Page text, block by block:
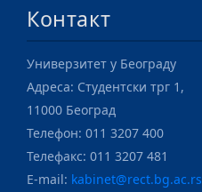
Контакт
Универзитет у Београду
Адреса: Студентски трг 1,
11000 Београд
Телефон: 011 3207 400
Телефакс: 011 3207 481
E-mail: kabinet@rect.bg.ac.rs